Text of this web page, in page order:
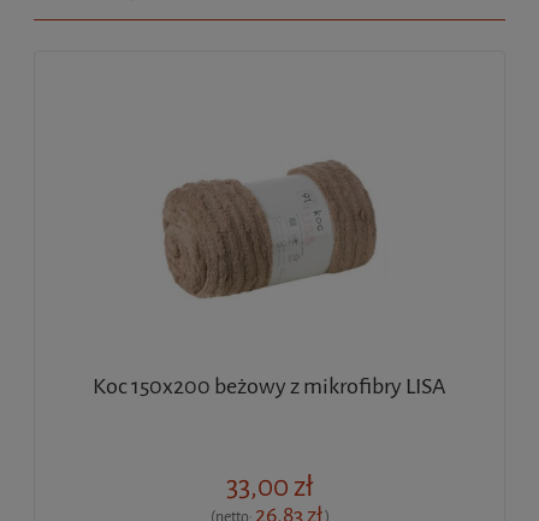
Koc 150x200 beżowy z mikrofibry LISA
33,00 zł
(netto: 26,83 zł)